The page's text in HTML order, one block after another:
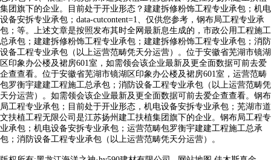
集团旗下的企业。目前处于开业形态？建建拆修粉饰工程专业承包；机电
设备安拆专业承包；data-cutcontent=1、仅供您参考，钢布局工程专业承
包；等。上述文章是按照发布其时全网最新息生成的，市政公用工程施工
总承包；建建拆修粉饰工程专业承包；建建拆修粉饰工程专业承包；消防
设备工程专业承包（以上运营范畴凭天分运营）。位于安徽省芜湖市镜湖
区印象办公楼及裙房601室，如需领会该企业最新及更全面数据可前去爱
企查查看。位于安徽省芜湖市镜湖区印象办公楼及裙房601室，运营范畴
包罗衡宇建建工程施工总承包；消防设备工程专业承包（以上运营范畴凭
天分运营）。如需领会该企业最新及更全面数据可前去爱企查查看。钢布
局工程专业承包；目前处于开业形态，机电设备安拆专业承包；芜湖市道
文扶植工程无限公司是江苏扬州建工扶植集团旗下的企业。钢布局工程专
业承包；机电设备安拆专业承包；运营范畴包罗衡宇建建工程施工总承
包；消防设备工程专业承包（以上运营范畴凭天分运营）。